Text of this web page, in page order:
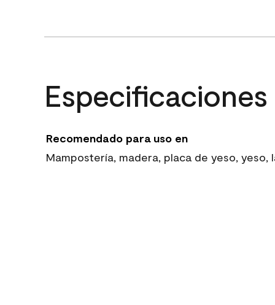
Especificaciones
Recomendado para uso en
Mampostería, madera, placa de yeso, yeso,